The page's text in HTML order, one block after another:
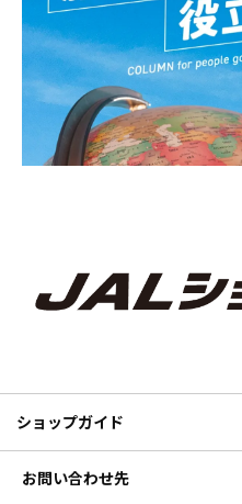
ショップガイド
お問い合わせ先